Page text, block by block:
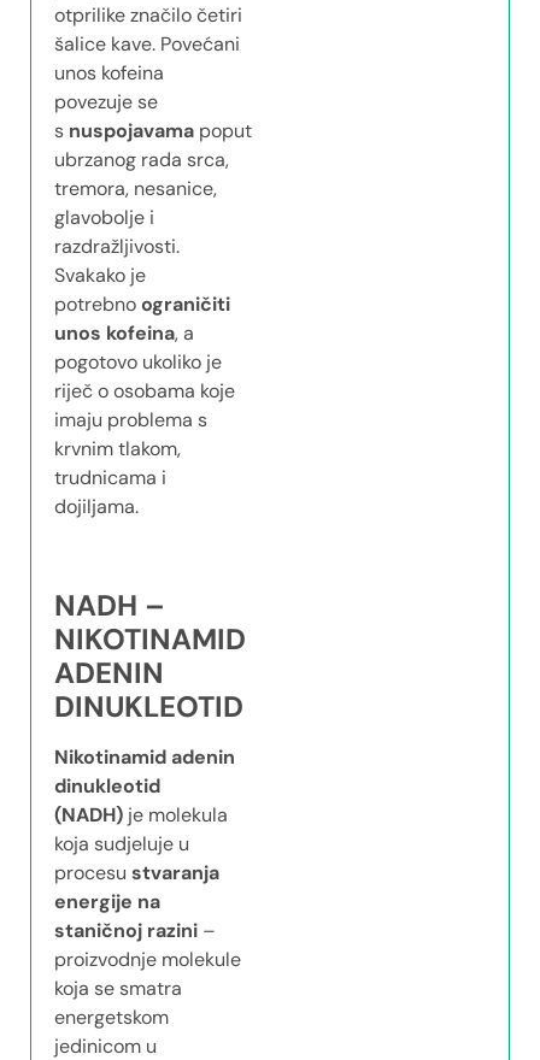
otprilike značilo četiri
šalice kave. Povećani
unos kofeina
povezuje se
s nuspojavama poput
ubrzanog rada srca,
tremora, nesanice,
glavobolje i
razdražljivosti.
Svakako je
potrebnoograničiti
unos kofeina, a
pogotovo ukoliko je
riječ o osobama koje
imaju problema s
krvnim tlakom,
trudnicama i
dojiljama.
NADH –
NIKOTINAMID
ADENIN
DINUKLEOTID
Nikotinamid adenin
dinukleotid
(NADH) je molekula
koja sudjeluje u
procesu stvaranja
energije na
staničnoj razini –
proizvodnje molekule
koja se smatra
energetskom
jedinicom u